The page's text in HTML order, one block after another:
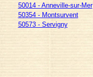
50014 - Anneville-sur-Mer
50354 - Montsurvent
50573 - Servigny